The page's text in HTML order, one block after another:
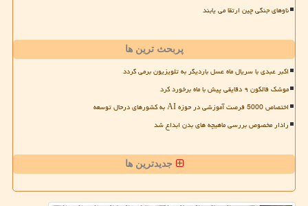
ناوهای جنگی چین ارتقا می یابند
پربحث ترین ها
اکبر عبدی با سریال ماه عسل باردیگر به تلویزیون برمی گردد
موشک فالکون ۹ دقایقی پیش با ماه برخورد کرد
اختصاص 5000 فرصت آموزشی در حوزه AI به کشورهای درحال توسعه
رادار مخصوص بررسی ماهیچه های بدن ابداع شد
جدیدترین ها